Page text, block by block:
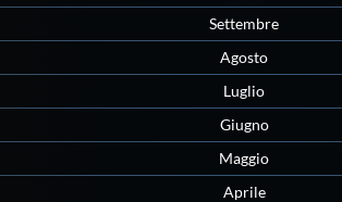
Settembre
Agosto
Luglio
Giugno
Maggio
Aprile